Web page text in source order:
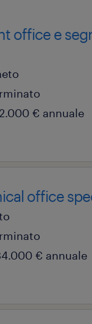
office e
€ annuale
office
€ annuale